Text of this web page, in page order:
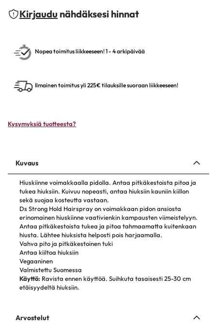
Kirjaudu nähdäksesi hinnat
Nopea toimitus liikkeeseen! 1 - 4 arkipäivää
Ilmainen toimitus yli 225€ tilauksille suoraan liikkeeseen!
Kysymyksiä tuotteesta?
Kuvaus
Hiuskiinne voimakkaalla pidolla. Antaa pitkäkestoista pitoa ja
tukea hiuksiin. Kuivuu nopeasti, antaa hiuksiin kauniin kiillon
sekä suojaa kosteutta vastaan.
Ds Strong Hold Hairspray on voimakkaan pidon ansiosta
erinomainen hiuskiinne vaativienkin kampausten viimeistelyyn.
Antaa pitkäkestoista tukea ja pitoa tahmaamatta kuitenkaan
hiusta. Lähtee hiuksista helposti pois harjaamalla.
Vahva pito ja pitkäkestoinen tuki
Antaa kiiltoa hiuksiin
Vegaaninen
Valmistettu Suomessa
Käyttö: Ravista ennen käyttöä. Suihkuta tasaisesti 25-30 cm
etäisyydeltä hiuksiin.
Arvostelut